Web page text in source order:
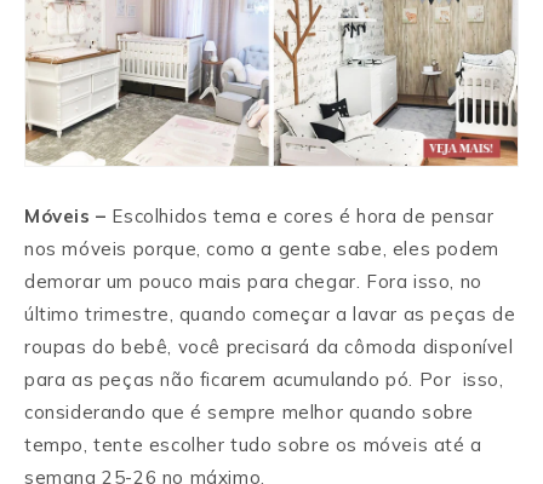
Móveis – Escolhidos tema e cores é hora de pensar
nos móveis porque, como a gente sabe, eles podem
demorar um pouco mais para chegar. Fora isso, no
último trimestre, quando começar a lavar as peças de
roupas do bebê, você precisará da cômoda disponível
para as peças não ficarem acumulando pó. Por isso,
considerando que é sempre melhor quando sobre
tempo, tente escolher tudo sobre os móveis até a
semana 25-26 no máximo.